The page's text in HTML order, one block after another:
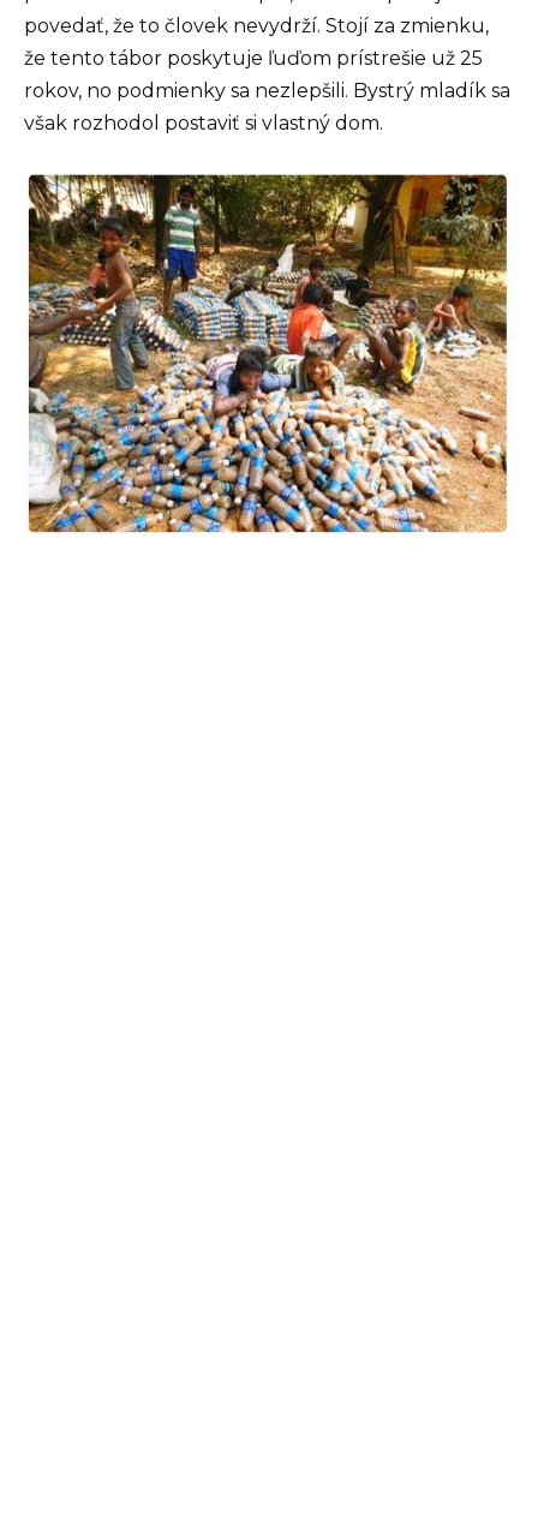
povedať, že to človek nevydrží. Stojí za zmienku,
že tento tábor poskytuje ľuďom prístrešie už 25
rokov, no podmienky sa nezlepšili. Bystrý mladík sa
však rozhodol postaviť si vlastný dom.